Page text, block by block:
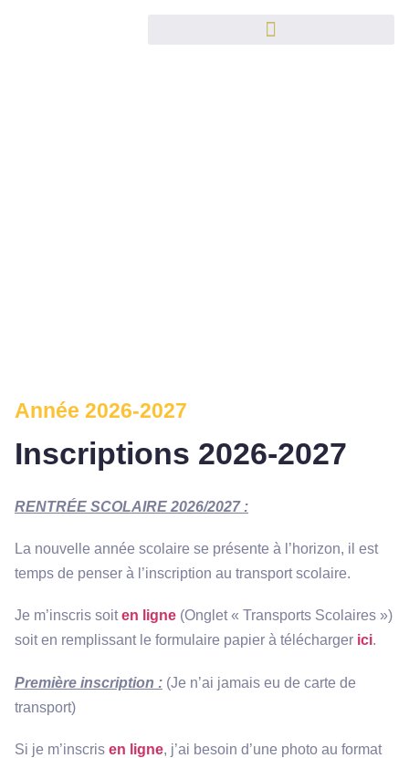
Année 2026-2027
Inscriptions 2026-2027
RENTRÉE SCOLAIRE 2026/2027 :
La nouvelle année scolaire se présente à l’horizon, il est
temps de penser à l’inscription au transport scolaire.
Je m’inscris soiten ligne (Onglet « Transports Scolaires »)
soit en remplissant le formulaire papier à télécharger ici.
Première inscription : (Je n’ai jamais eu de carte de
transport)
Si je m’inscris en ligne, j’ai besoin d’une photo au format